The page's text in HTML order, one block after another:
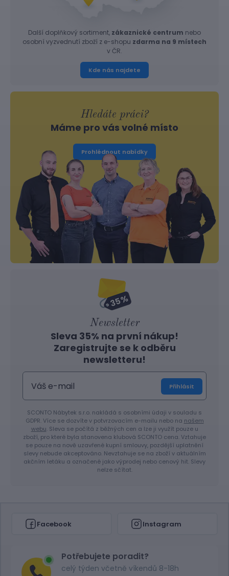
Další doplňkový sortiment, zákaznické centrum nebo
osobní vyzvednutí zboží z e-shopu zdarma na 9 místech
v ČR.
Kde nás najdete
Hledáte práci?
Máme pro vás volné místo
Prohlédnout nabídky
Newsletter
Sleva 35% na první nákup!
Zaregistrujte se k odběru
newsletteru!
Přihlásit
SCONTO Nábytek s.r.o. nakládá s osobními údaji v souladu s
GDPR. Více se dozvíte v potvrzovacím e-mailu nebo na našem
webu. Sleva se počítá z běžných cen a lze ji využít pouze u
zboží, pro které byla stanovena klubová SCONTO cena. Vztahuje
se pouze na nově uzavřené kupní smlouvy, pozdější uplatnění
slevy nebude akceptováno. Nevztahuje se na zboží v aktuálním
akčním letáku a označené jako výprodej nebo cenový hit. Slevy
nelze sčítat.
Facebook Instagram
Potřebujete poradit?
celý týden včetně víkendů 8-18h